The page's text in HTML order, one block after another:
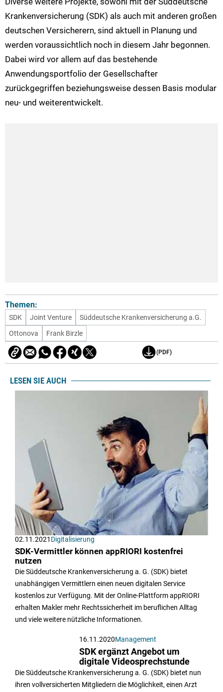
Krankenversicherung (SDK) als auch mit anderen großen
deutschen Versicherern, sind aktuell in Planung und
werden voraussichtlich noch in diesem Jahr begonnen.
Dabei wird vor allem auf das bestehende
Anwendungsportfolio der Gesellschafter
zurückgegriffen beziehungsweise dessen Basis modular
neu- und weiterentwickelt.
Themen:
SDK Joint Venture
Süddeutsche Krankenversicherung a.G.
Ottonova
Frank Birzle
(PDF)
LESEN SIE AUCH
02.11.2021 Digitalisierung
SDK-Vermittler können appRIORI kostenfrei
nutzen
Die Süddeutsche Krankenversicherung a. G. (SDK) bietet
unabhängigen Vermittlern einen neuen digitalen Service
kostenlos zur Verfügung. Mit der Online-Plattform appRIORI
erhalten Makler mehr Rechtssicherheit im beruflichen Alltag
und viele weitere nützliche Informationen.
16.11.2020Management
SDK ergänzt Angebot um
digitale Videosprechstunde
Die Süddeutsche Krankenversicherung a. G. (SDK) bietet nun
ihren vollversicherten Mitgliedern die Möglichkeit, einen Arzt